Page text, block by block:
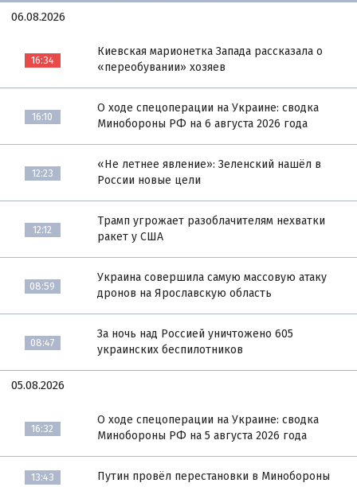
06.08.2026
16:34
Киевская марионетка Запада рассказала о
«переобувании» хозяев
16:10
О ходе спецоперации на Украине: сводка
Минобороны РФ на 6 августа 2026 года
12:23
«Не летнее явление»: Зеленский нашёл в
России новые цели
12:12
Трамп угрожает разоблачителям нехватки
ракет у США
08:59
Украина совершила самую массовую атаку
дронов на Ярославскую область
08:47
За ночь над Россией уничтожено 605
украинских беспилотников
05.08.2026
16:32
О ходе спецоперации на Украине: сводка
Минобороны РФ на 5 августа 2026 года
13:43 Путин провёл перестановки в Минобороны